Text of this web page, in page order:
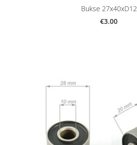
Bukse 27x40xD12
€3.00